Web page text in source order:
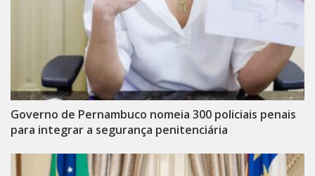
Governo de Pernambuco nomeia 300 policiais penais
para integrar a segurança penitenciária